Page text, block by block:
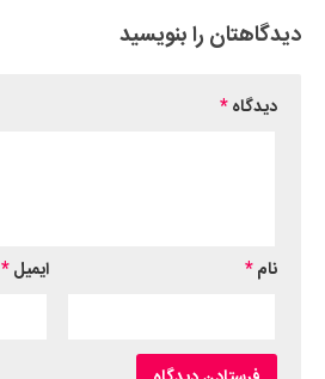
دیدگاهتان را بنویسید
دیدگاه*
نام* ایمیل*